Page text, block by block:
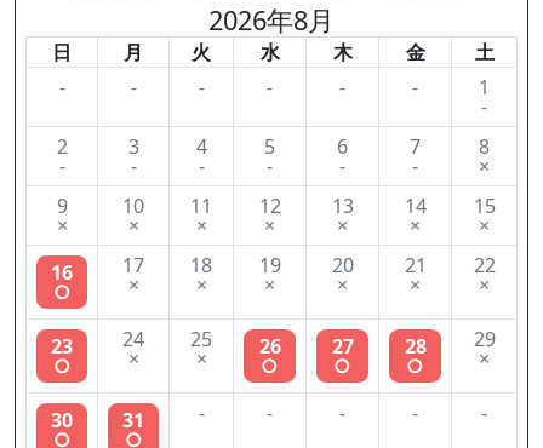
2026年8月
日 月 火 水 木 金
土
-
- - - - - 1
-
2
-
3
-
4
-
5
-
6
-
7
-
8
×
9
×
10
×
11
×
12
×
13
×
14
×
15
×
16
○
17
×
18
×
19
×
20
×
21
×
22
×
23
○
24
×
25
× 26
○
27
○
28
○
29
×
30
○
31
○
- - - - -